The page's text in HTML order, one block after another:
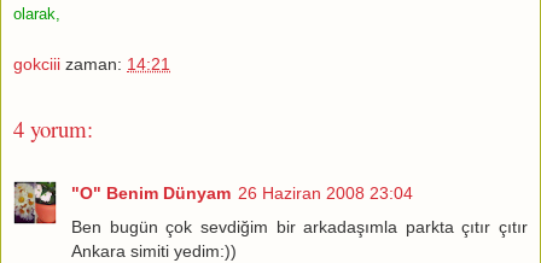
olarak,
gokciii zaman: 14:21
4 yorum:
"O" Benim Dünyam 26 Haziran 2008 23:04
Ben bugün çok sevdiğim bir arkadaşımla parkta çıtır çıtır
Ankara simiti yedim:))